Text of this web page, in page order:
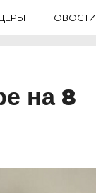
НОВОСТИ
на 8